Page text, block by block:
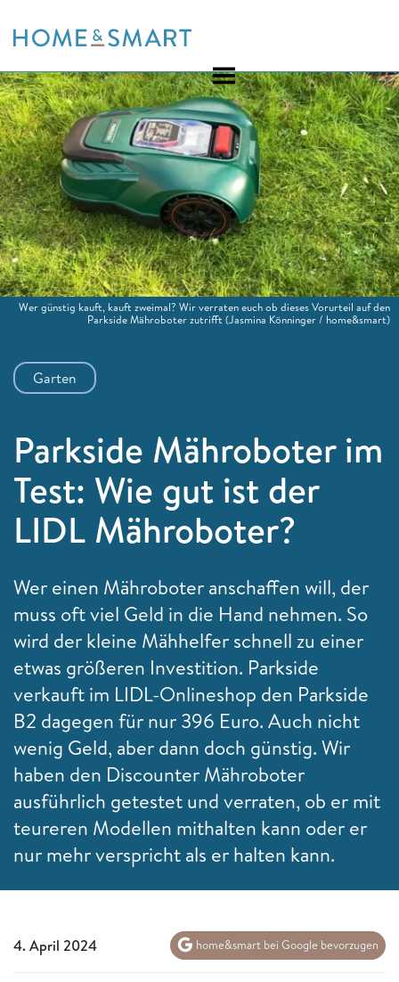
to
Garten
Parkside Mähroboter im
Test: Wie gut ist der
LIDL Mähroboter?
Wer einen Mähroboter anschaffen will, der
muss oft viel Geld in die Hand nehmen. So
wird der kleine Mähhelfer schnell zu einer
etwas größeren Investition. Parkside
verkauft im LIDL-Onlineshop den Parkside
B2 dagegen für nur 396 Euro. Auch nicht
wenig Geld, aber dann doch günstig. Wir
haben den Discounter Mähroboter
ausführlich getestet und verraten, ob er mit
teureren Modellen mithalten kann oder er
nur mehr verspricht als er halten kann.
Wer günstig kauft, kauft zweimal? Wir verraten euch ob dieses Vorurteil auf den
Parkside Mähroboter zutrifft (Jasmina Könninger / home&smart)
4. April 2024 home&smart bei Google bevorzugen